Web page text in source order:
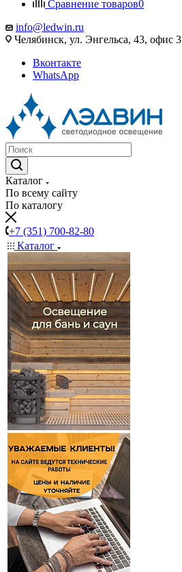
Сравнение товаров0
info@ledwin.ru
Челябинск, ул. Энгельса, 43, офис 3
Вконтакте
WhatsApp
Каталог
По всему сайту
По каталогу
+7 (351) 700-82-80
Каталог